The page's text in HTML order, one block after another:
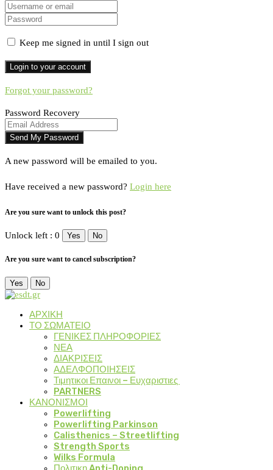
Keep me signed in until I sign out
Forgot your password?
Password Recovery
A new password will be emailed to you.
Have received a new password? Login here
Are you sure want to unlock this post?
Unlock left : 0 Yes No
Are you sure want to cancel subscription?
Yes No
ΑΡΧΙΚΗ
ΤΟ ΣΩΜΑΤΕΙΟ
ΓΕΝΙΚΕΣ ΠΛΗΡΟΦΟΡΙΕΣ
ΝΕΑ
ΔΙΑΚΡΙΣΕΙΣ
ΑΔΕΛΦΟΠΟΙΗΣΕΙΣ
Τιμητικοι Επαινοι – Ευχαριστιες
PARTNERS
ΚΑΝΟΝΙΣΜΟΙ
Powerlifting
Powerlifting Parkinson
Calisthenics – Streetlifting
Strength Sports
Wilks Formula